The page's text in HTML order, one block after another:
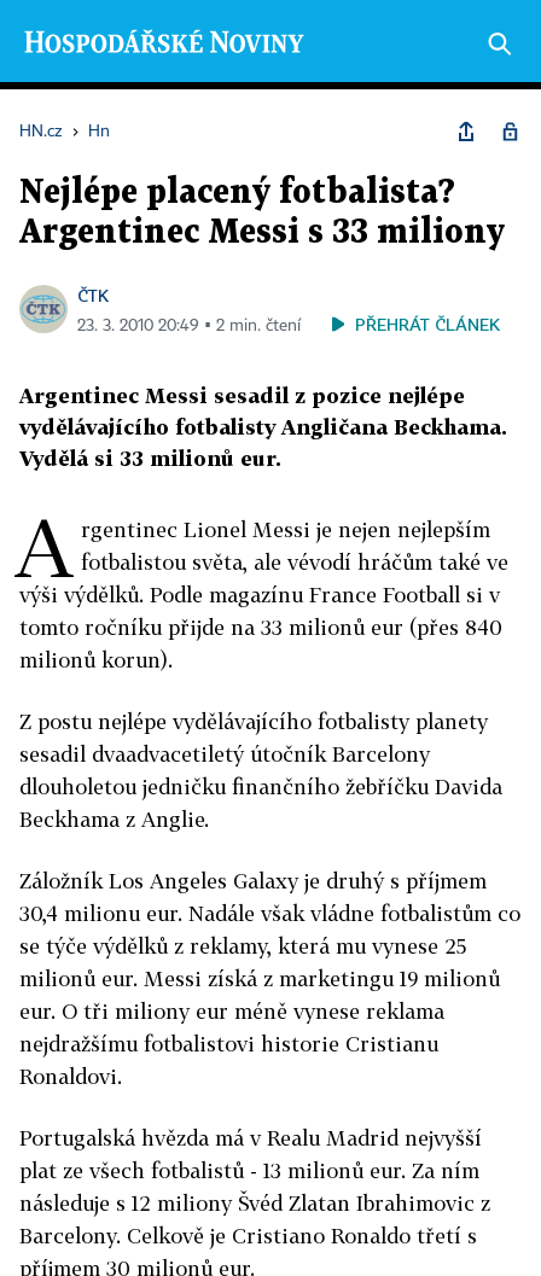
HN.cz › Hn
Nejlépe placený fotbalista?
Argentinec Messi s 33 miliony
ČTK
23. 3. 2010 20:49 ▪ 2 min. čtení PŘEHRÁT ČLÁNEK
Argentinec Messi sesadil z pozice nejlépe
vydělávajícího fotbalisty Angličana Beckhama.
Vydělá si 33 milionů eur.
A rgentinec Lionel Messi je nejen nejlepším
fotbalistou světa, ale vévodí hráčům také ve
výši výdělků. Podle magazínu France Football si v
tomto ročníku přijde na 33 milionů eur (přes 840
milionů korun).
Z postu nejlépe vydělávajícího fotbalisty planety
sesadil dvaadvacetiletý útočník Barcelony
dlouholetou jedničku finančního žebříčku Davida
Beckhama z Anglie.
Záložník Los Angeles Galaxy je druhý s příjmem
30,4 milionu eur. Nadále však vládne fotbalistům co
se týče výdělků z reklamy, která mu vynese 25
milionů eur. Messi získá z marketingu 19 milionů
eur. O tři miliony eur méně vynese reklama
nejdražšímu fotbalistovi historie Cristianu
Ronaldovi.
Portugalská hvězda má v Realu Madrid nejvyšší
plat ze všech fotbalistů - 13 milionů eur. Za ním
následuje s 12 miliony Švéd Zlatan Ibrahimovic z
Barcelony. Celkově je Cristiano Ronaldo třetí s
příjmem 30 milionů eur.